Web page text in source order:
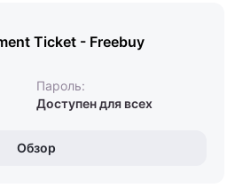
Ticket - Freebuy
Пароль:
Доступен для всех
Обзор